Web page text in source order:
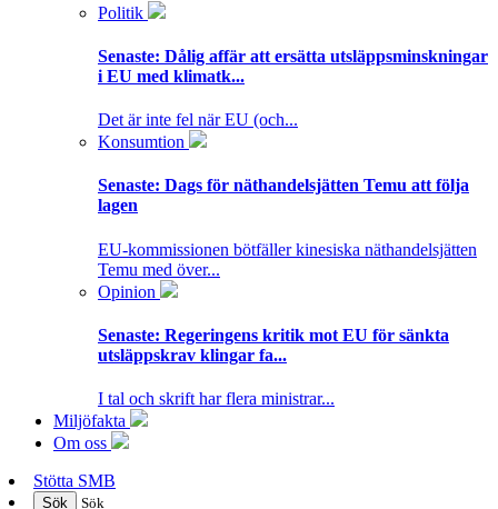
Politik
Senaste: Dålig affär att ersätta utsläppsminskningar
i EU med klimatk...
Det är inte fel när EU (och...
Konsumtion
Senaste: Dags för näthandelsjätten Temu att följa
lagen
EU-kommissionen bötfäller kinesiska näthandelsjätten
Temu med över...
Opinion
Senaste: Regeringens kritik mot EU för sänkta
utsläppskrav klingar fa...
I tal och skrift har flera ministrar...
Miljöfakta
Om oss
Stötta SMB
Sök
Sök